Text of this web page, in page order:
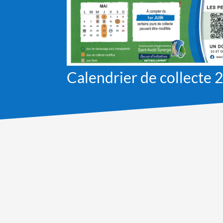
Calendrier de collecte